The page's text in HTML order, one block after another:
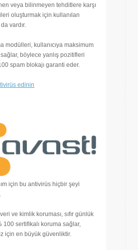
veya bilinmeyen tehditlere karşı
oluşturmak için kullanılan
vardır.
modülleri, kullanıcıya maksimum
böylece yanlış pozitifleri
spam blokajı garanti eder.
edinin
için bu antivirüs hiçbir şeyi
ve kimlik koruması, sıfır günlük
100 sertifikalı koruma sağlar,
için en büyük güvenliktir.